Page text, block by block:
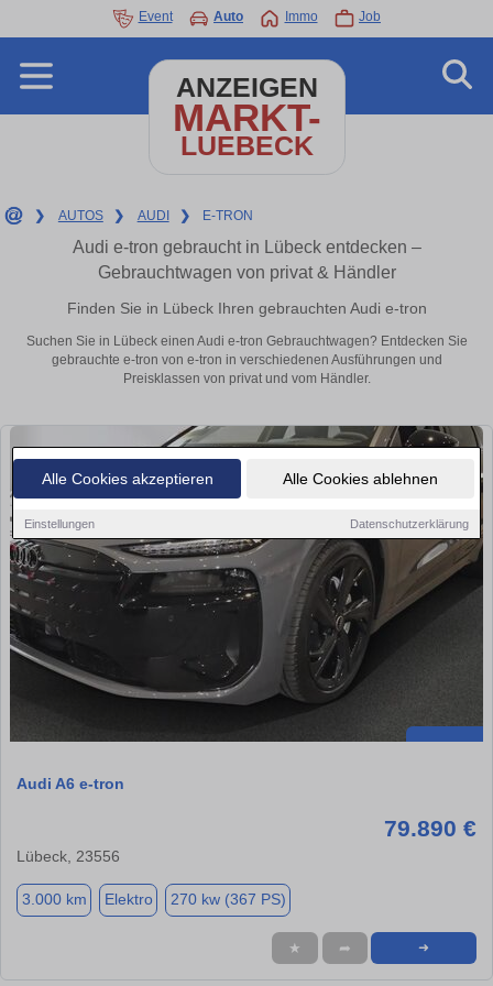
Alle Cookies akzeptieren Alle Cookies ablehnen
Einstellungen Datenschutzerklärung
Event Auto Immo Job
ANZEIGEN
MARKT-
LUEBECK
❯ AUTOS ❯ AUDI ❯ E-TRON
Audi e-tron gebraucht in Lübeck entdecken –
Gebrauchtwagen von privat & Händler
Finden Sie in Lübeck Ihren gebrauchten Audi e-tron
Suchen Sie in Lübeck einen Audi e-tron Gebrauchtwagen? Entdecken Sie
gebrauchte e-tron von e-tron in verschiedenen Ausführungen und
Preisklassen von privat und vom Händler.
Audi A6 e-tron
79.890 €
Lübeck, 23556
3.000 km Elektro 270 kw (367 PS)
★ ➦ ➜